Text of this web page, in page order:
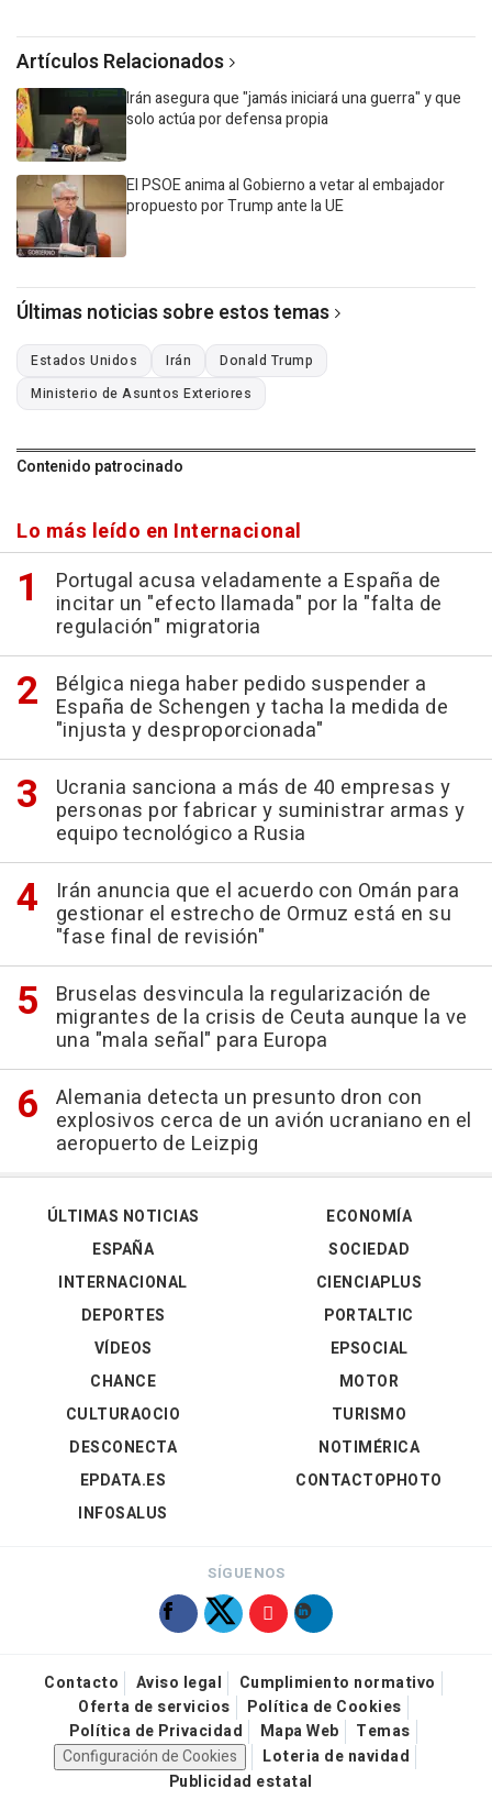
Artículos Relacionados
Irán asegura que "jamás iniciará una guerra" y que
solo actúa por defensa propia
El PSOE anima al Gobierno a vetar al embajador
propuesto por Trump ante la UE
Últimas noticias sobre estos temas
Estados Unidos Irán
Donald Trump
Ministerio de Asuntos Exteriores
Contenido patrocinado
Lo más leído en Internacional
Portugal acusa veladamente a España de
incitar un "efecto llamada" por la "falta de
regulación" migratoria
Bélgica niega haber pedido suspender a
España de Schengen y tacha la medida de
"injusta y desproporcionada"
Ucrania sanciona a más de 40 empresas y
personas por fabricar y suministrar armas y
equipo tecnológico a Rusia
Irán anuncia que el acuerdo con Omán para
gestionar el estrecho de Ormuz está en su
"fase final de revisión"
Bruselas desvincula la regularización de
migrantes de la crisis de Ceuta aunque la ve
una "mala señal" para Europa
Alemania detecta un presunto dron con
explosivos cerca de un avión ucraniano en el
aeropuerto de Leizpig
ÚLTIMAS NOTICIAS
ESPAÑA
INTERNACIONAL
DEPORTES
VÍDEOS
ECONOMÍA
SOCIEDAD
CIENCIAPLUS
PORTALTIC
EPSOCIAL
CHANCE
CULTURAOCIO
DESCONECTA
EPDATA.ES
INFOSALUS
MOTOR
TURISMO
NOTIMÉRICA
CONTACTOPHOTO
SÍGUENOS
Contacto Aviso legal
Cumplimiento normativo
Oferta de servicios
Política de Cookies
Política de Privacidad
Mapa Web
Temas
Configuración de Cookies
Loteria de navidad
Publicidad estatal